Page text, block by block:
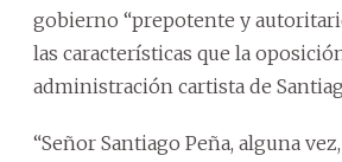
gobierno “prepotente y
las características que la
administración cartista de
“Señor Santiago Peña, alguna